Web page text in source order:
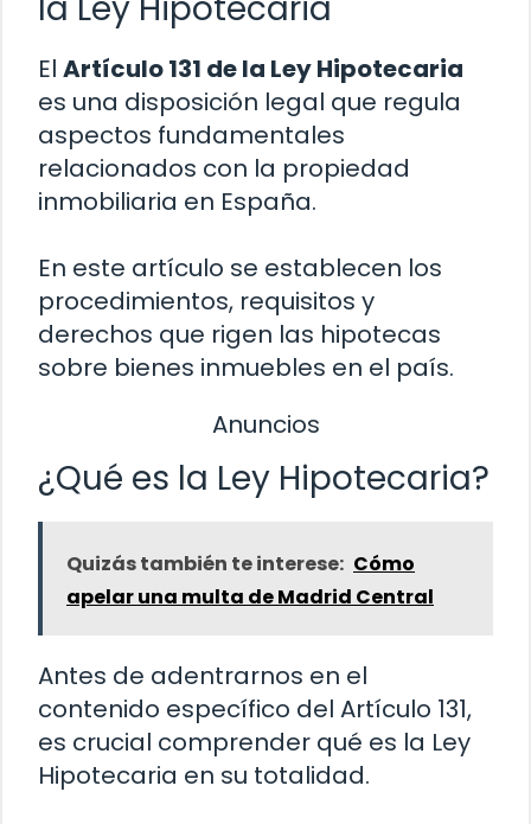
El Artículo 131 de la Ley Hipotecaria
es una disposición legal que regula
aspectos fundamentales
relacionados con la propiedad
inmobiliaria en España.
En este artículo se establecen los
procedimientos, requisitos y
derechos que rigen las hipotecas
sobre bienes inmuebles en el país.
Anuncios
¿Qué es la Ley Hipotecaria?
Quizás también te interese: Cómo
apelar una multa de Madrid Central
Antes de adentrarnos en el
contenido específico del Artículo 131,
es crucial comprender qué es la Ley
Hipotecaria en su totalidad.